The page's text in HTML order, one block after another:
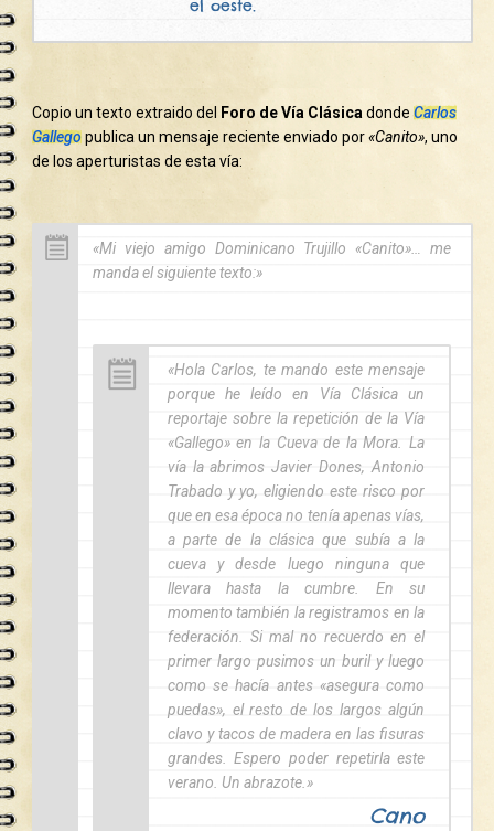
el oeste.
Copio un texto extraido del Foro de Vía ClásicadondeCarlos
Gallegopublica un mensaje reciente enviado por«Canito», uno
de los aperturistas de esta vía:
«Mi viejo amigo Dominicano Trujillo «Canito»… me
manda el siguiente texto:»
«Hola Carlos, te mando este mensaje
porque he leído en Vía Clásica un
reportaje sobre la repetición de la Vía
«Gallego» en la Cueva de la Mora. La
vía la abrimos Javier Dones, Antonio
Trabado y yo, eligiendo este risco por
que en esa época no tenía apenas vías,
a parte de la clásica que subía a la
cueva y desde luego ninguna que
llevara hasta la cumbre. En su
momento también la registramos en la
federación. Si mal no recuerdo en el
primer largo pusimos un buril y luego
como se hacía antes «asegura como
puedas», el resto de los largos algún
clavo y tacos de madera en las fisuras
grandes. Espero poder repetirla este
verano. Un abrazote.»
Cano